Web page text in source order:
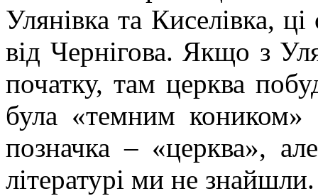
Улянівка та Киселівка,
від Чернігова. Якщо з
початку, там церква
була «темним коником»
позначка – «церква»,
літературі ми не